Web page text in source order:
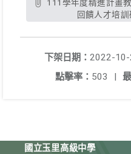
回饋人才培
下架日期： 2022-10-
點擊率： 503 |
國立玉里高級中學